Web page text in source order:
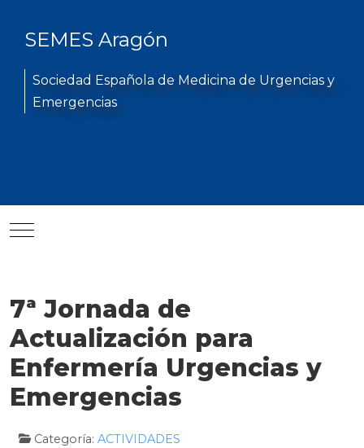
SEMES Aragón
Sociedad Española de Medicina de Urgencias y
Emergencias
Mobile Menu Toggle
7ª Jornada de
Actualización para
Enfermería Urgencias y
Emergencias
Categoría: ACTIVIDADES